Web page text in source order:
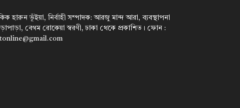
হারুন ভূঁইয়া, নির্বাহী সম্পাদক: আরজু মান্দ আরা, ব্যবস্থাপনা
বেগম রোকেয়া স্বরণী, ঢাকা থেকে প্রকাশিত। ফোন :